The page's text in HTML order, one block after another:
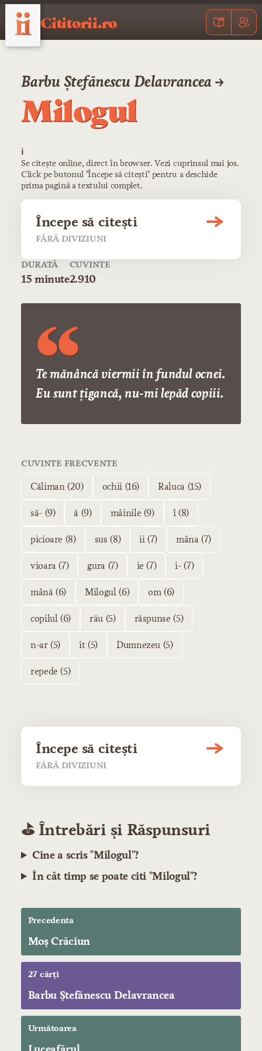
Cititorii.ro
Barbu Ștefănescu Delavrancea →
Milogul
ℹ️
Se citește online, direct în browser. Vezi cuprinsul mai jos.
Click pe butonul "Începe să citești" pentru a deschide
prima pagină a textului complet.
Începe să citești
FĂRĂ DIVIZIUNI
DURATĂ
15 minute
CUVINTE
2.910
Te mănâncă viermii în fundul ocnei.
Eu sunt ţigancă, nu-mi lepăd copiii.
CUVINTE FRECVENTE
Căliman (20) ochii (16) Raluca (15)
să- (9) ă (9) mâinile (9) î (8)
picioare (8) sus (8) ii (7) mâna (7)
vioara (7) gura (7) ie (7) i- (7)
mână (6) Milogul (6) om (6)
copilul (6) rău (5) răspunse (5)
n-ar (5) it (5) Dumnezeu (5)
repede (5)
Începe să citești
FĂRĂ DIVIZIUNI
⛳️ Întrebări și Răspunsuri
Cine a scris "Milogul"?
În cât timp se poate citi "Milogul"?
Precedenta
Moş Crăciun
27 cărți
Barbu Ștefănescu Delavrancea
Următoarea